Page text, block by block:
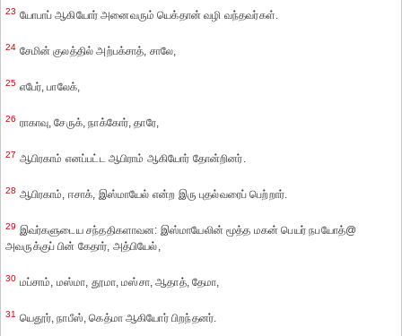
23 யோபாப் ஆகியோர் அனைவரும் யெக்தான் வழி வந்தவர்கள்.
24 சேமின் குலத்தில் அற்பக்சாத், சாலே,
25 எபேர், பாலேக்,
26 ராகாவு, சேருக், நாக்கோர், தாரே,
27 ஆபிரகாம் எனப்பட்ட ஆபிராம் ஆகியோர் தோன்றினர்.
28 ஆபிரகாம், ஈசாக், இஸ்மாயேல் என்ற இரு புதல்வரைப் பெற்றார்.
29 இவர்களுடைய சந்ததிகளாவன: இஸ்மாயேலின் மூத்த மகன் பெயர் நபயோத்@
அவருக்குப் பின் கேதார், அத்பியேல்,
30 மப்சாம், மஸ்மா, தூமா, மஸ்சா, ஆதாத், தேமா,
31 யெதூர், நாபீஸ், கெத்மா ஆகியோர் பிறந்தனர்.